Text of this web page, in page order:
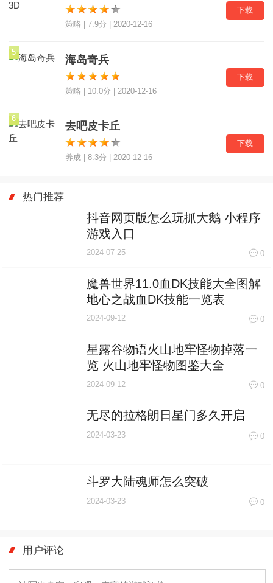
策略 | 7.9分 | 2020-12-16
下载
5
海岛奇兵
策略 | 10.0分 | 2020-12-16
下载
6
去吧皮卡丘
养成 | 8.3分 | 2020-12-16
下载
热门推荐
抖音网页版怎么玩抓大鹅 小程序
游戏入口
2024-07-25 0
魔兽世界11.0血DK技能大全图解
地心之战血DK技能一览表
2024-09-12 0
星露谷物语火山地牢怪物掉落一
览 火山地牢怪物图鉴大全
2024-09-12 0
无尽的拉格朗日星门多久开启
2024-03-23 0
斗罗大陆魂师怎么突破
2024-03-23 0
用户评论